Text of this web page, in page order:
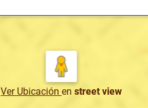
Ver Ubicación en street view